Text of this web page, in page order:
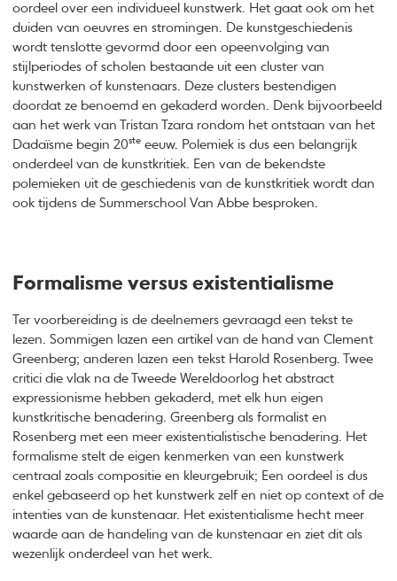
oordeel over een individueel kunstwerk. Het gaat ook om het
duiden van oeuvres en stromingen. De kunstgeschiedenis
wordt tenslotte gevormd door een opeenvolging van
stijlperiodes of scholen bestaande uit een cluster van
kunstwerken of kunstenaars. Deze clusters bestendigen
doordat ze benoemd en gekaderd worden. Denk bijvoorbeeld
aan het werk van Tristan Tzara rondom het ontstaan van het
Dadaïsme begin 20ste eeuw. Polemiek is dus een belangrijk
onderdeel van de kunstkritiek. Een van de bekendste
polemieken uit de geschiedenis van de kunstkritiek wordt dan
ook tijdens de Summerschool Van Abbe besproken.
Formalisme versus existentialisme
Ter voorbereiding is de deelnemers gevraagd een tekst te
lezen. Sommigen lazen een artikel van de hand van Clement
Greenberg; anderen lazen een tekst Harold Rosenberg. Twee
critici die vlak na de Tweede Wereldoorlog het abstract
expressionisme hebben gekaderd, met elk hun eigen
kunstkritische benadering. Greenberg als formalist en
Rosenberg met een meer existentialistische benadering. Het
formalisme stelt de eigen kenmerken van een kunstwerk
centraal zoals compositie en kleurgebruik; Een oordeel is dus
enkel gebaseerd op het kunstwerk zelf en niet op context of de
intenties van de kunstenaar. Het existentialisme hecht meer
waarde aan de handeling van de kunstenaar en ziet dit als
wezenlijk onderdeel van het werk.